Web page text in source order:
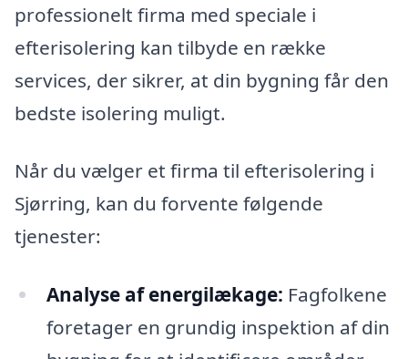
professionelt firma med speciale i
efterisolering kan tilbyde en række
services, der sikrer, at din bygning får den
bedste isolering muligt.
Når du vælger et firma til efterisolering i
Sjørring, kan du forvente følgende
tjenester:
Analyse af energilækage: Fagfolkene
foretager en grundig inspektion af din